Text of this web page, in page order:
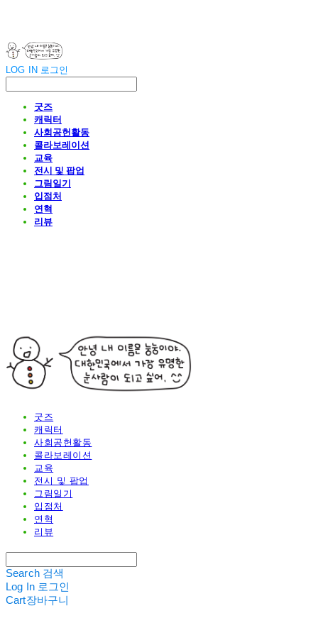
LOG IN 로그인
굿즈
캐릭터
사회공헌활동
콜라보레이션
교육
전시 및 팝업
그림일기
입점처
연혁
리뷰
굿즈
캐릭터
사회공헌활동
콜라보레이션
교육
전시 및 팝업
그림일기
입점처
연혁
리뷰
Search 검색
Log In 로그인
Cart장바구니